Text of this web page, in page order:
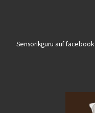
Sensorikguru auf facebook